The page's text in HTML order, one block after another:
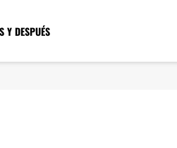
Y DESPUÉS